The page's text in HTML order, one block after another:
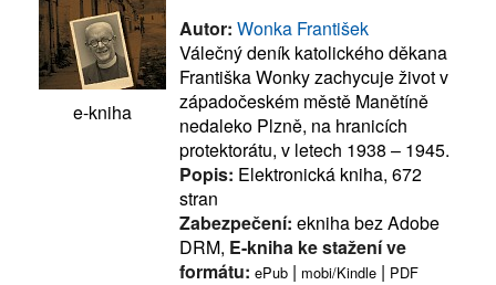
e-kniha
Autor: Wonka František
Válečný deník katolického děkana
Františka Wonky zachycuje život v
západočeském městě Manětíně
nedaleko Plzně, na hranicích
protektorátu, v letech 1938 – 1945.
Popis: Elektronická kniha, 672
stran
Zabezpečení: ekniha bez Adobe
DRM, E-kniha ke stažení ve
formátu: ePub | mobi/Kindle | PDF